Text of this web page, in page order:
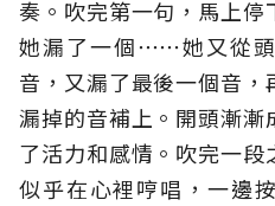
奏。吹完第一句，馬上停
她漏了一個⋯⋯她又從
音，又漏了最後一個音
漏掉的音補上。開頭漸
了活力和感情。吹完一段
似乎在心裡哼唱，一邊